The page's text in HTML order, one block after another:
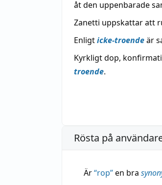
åt den uppenbarade
Zanetti uppskattar att
Enligticke-troendeär
Kyrkligt dop,
troende.
Rösta på
Är“rop”en bra